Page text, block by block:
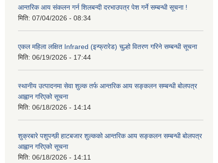
आन्तरिक आय संकलन गर्न शिलबन्दी दरभाउपत्र पेश गर्ने सम्बन्धी सूचना !
मिति: 07/04/2026 - 08:34
एकल महिला लक्षित Infrared (इन्फ्रारेड) चुल्हो वितरण गरिने सम्बन्धी सूचना
मिति: 06/19/2026 - 17:44
स्थानीय उत्पादनमा सेवा शुल्क तर्फ आन्तरिक आय सङ्कलन सम्बन्धी बोलपत्र
आह्वान गरिएको सूचना
मिति: 06/18/2026 - 14:14
शुक्रबारे पशुपन्छी हाटबजार शुल्कको आन्तरिक आय सङ्कलन सम्बन्धी बोलपत्र
आह्वान गरिएको सूचना
मिति: 06/18/2026 - 14:11